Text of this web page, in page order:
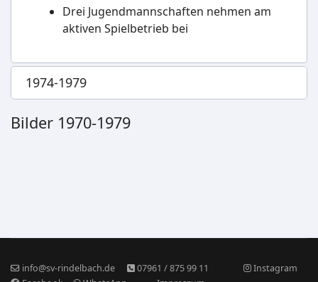
Drei Jugendmannschaften nehmen am
aktiven Spielbetrieb bei
1974-1979
Bilder 1970-1979
info@sv-rindelbach.de 07961 / 875 99 11
Instagram